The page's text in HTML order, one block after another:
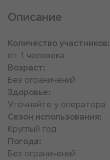
Описание
Количество участников:
от 1 человека
Возраст:
Без ограничений
Здоровье:
Уточняйте у оператора
Сезон использования:
Круглый год
Погода:
Без ограничений